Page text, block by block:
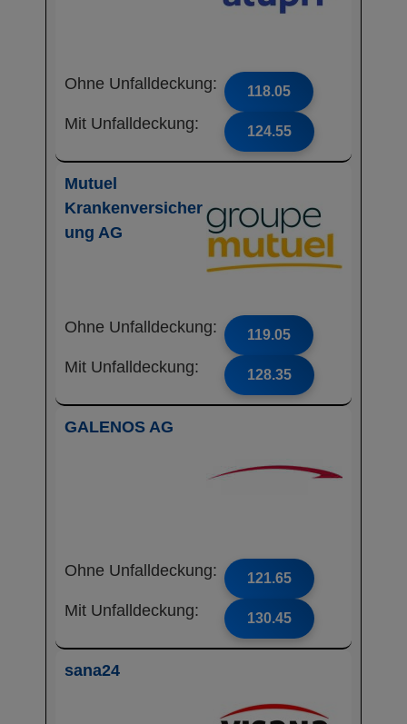
Ohne Unfalldeckung: 118.05
Mit Unfalldeckung: 124.55
Mutuel
Krankenversicher
ung AG
Ohne Unfalldeckung: 119.05
Mit Unfalldeckung: 128.35
GALENOS AG
Ohne Unfalldeckung: 121.65
Mit Unfalldeckung: 130.45
sana24